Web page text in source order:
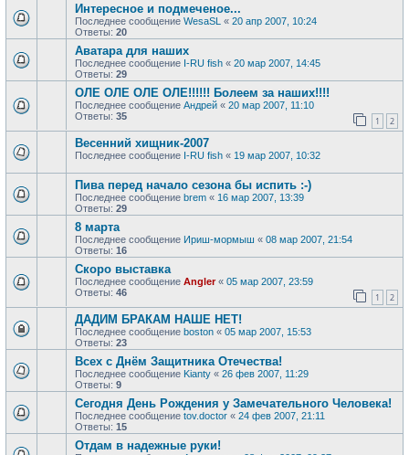
Интересное и подмеченое...
Последнее сообщение WesaSL « 20 апр 2007, 10:24
Ответы: 20
Аватара для наших
Последнее сообщение I-RU fish « 20 мар 2007, 14:45
Ответы: 29
ОЛЕ ОЛЕ ОЛЕ ОЛЕ!!!!!! Болеем за наших!!!!
Последнее сообщение Андрей « 20 мар 2007, 11:10
Ответы: 35 1 2
Весенний хищник-2007
Последнее сообщение I-RU fish « 19 мар 2007, 10:32
Пива перед начало сезона бы испить :-)
Последнее сообщение brem « 16 мар 2007, 13:39
Ответы: 29
8 марта
Последнее сообщение Ириш-мормыш « 08 мар 2007, 21:54
Ответы: 16
Скоро выставка
Последнее сообщение Angler« 05 мар 2007, 23:59
Ответы: 46 1 2
ДАДИМ БРАКАМ НАШЕ НЕТ!
Последнее сообщение boston « 05 мар 2007, 15:53
Ответы: 23
Всех с Днём Защитника Отечества!
Последнее сообщение Kianty « 26 фев 2007, 11:29
Ответы: 9
Сегодня День Рождения у Замечательного Человека!
Последнее сообщение tov.doctor « 24 фев 2007, 21:11
Ответы: 15
Отдам в надежные руки!